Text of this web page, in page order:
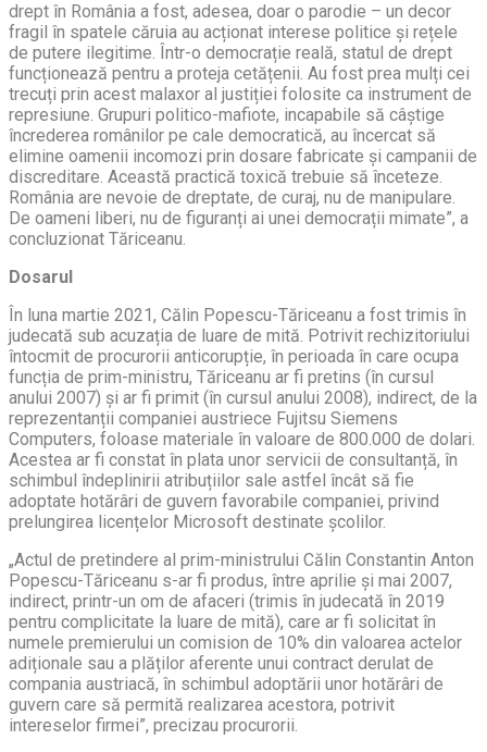
drept în România a fost, adesea, doar o parodie – un decor
fragil în spatele căruia au acționat interese politice și rețele
de putere ilegitime. Într-o democrație reală, statul de drept
funcționează pentru a proteja cetățenii. Au fost prea mulți cei
trecuți prin acest malaxor al justiției folosite ca instrument de
represiune. Grupuri politico-mafiote, incapabile să câștige
încrederea românilor pe cale democratică, au încercat să
elimine oamenii incomozi prin dosare fabricate și campanii de
discreditare. Această practică toxică trebuie să înceteze.
România are nevoie de dreptate, de curaj, nu de manipulare.
De oameni liberi, nu de figuranți ai unei democrații mimate”, a
concluzionat Tăriceanu.
Dosarul
În luna martie 2021, Călin Popescu-Tăriceanu a fost trimis în
judecată sub acuzația de luare de mită. Potrivit rechizitoriului
întocmit de procurorii anticorupție, în perioada în care ocupa
funcția de prim-ministru, Tăriceanu ar fi pretins (în cursul
anului 2007) și ar fi primit (în cursul anului 2008), indirect, de la
reprezentanții companiei austriece Fujitsu Siemens
Computers, foloase materiale în valoare de 800.000 de dolari.
Acestea ar fi constat în plata unor servicii de consultanță, în
schimbul îndeplinirii atribuțiilor sale astfel încât să fie
adoptate hotărâri de guvern favorabile companiei, privind
prelungirea licențelor Microsoft destinate școlilor.
„Actul de pretindere al prim-ministrului Călin Constantin Anton
Popescu-Tăriceanu s-ar fi produs, între aprilie și mai 2007,
indirect, printr-un om de afaceri (trimis în judecată în 2019
pentru complicitate la luare de mită), care ar fi solicitat în
numele premierului un comision de 10% din valoarea actelor
adiționale sau a plăților aferente unui contract derulat de
compania austriacă, în schimbul adoptării unor hotărâri de
guvern care să permită realizarea acestora, potrivit
intereselor firmei”, precizau procurorii.